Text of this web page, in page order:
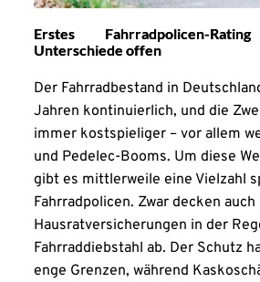
Erstes Fahrradpolicen-
Unterschiede offen
Der Fahrradbestand in
Jahren kontinuierlich, und die
immer kostspieliger – vor allem
und Pedelec-Booms. Um diese
gibt es mittlerweile eine Vielzahl
Fahrradpolicen. Zwar decken auch
Hausratversicherungen in der
Fahrraddiebstahl ab. Der Schutz
enge Grenzen, während